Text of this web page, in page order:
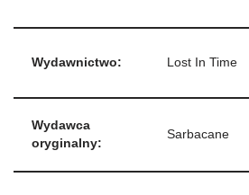
Wydawnictwo: Lost In Time
Wydawca
oryginalny:
Sarbacane